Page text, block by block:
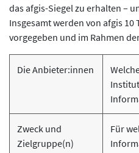
das afgis-Siegel zu erhalten –
Insgesamt werden von afgis
vorgegeben und im Rahmen
Die Anbieter:innen
Zweck und
Zielgruppe(n)
Für